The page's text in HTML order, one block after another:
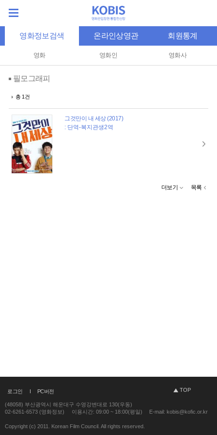
영화정보검색 온라인상영관 회원통계
영화 영화인 영화사
필모그래피
총 1건
그것만이 내 세상 (2017)
: 단역-복지관생2역
더보기 목록
로그인 PC버전 TOP
(48058) 부산광역시 해운대구 수영강변대로 130(우동)
02-6261-6573 (영화정보)
이용시간: 09:00 ~ 18:00(평일) E-mail: kobis@kofic.or.kr
Copyright (c) 2011. Korean Film Council. All rights reserved.